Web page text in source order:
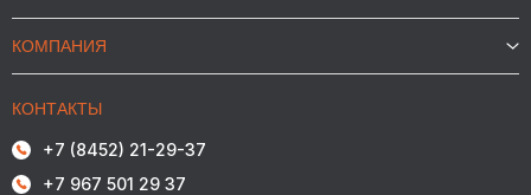
КОМПАНИЯ
КОНТАКТЫ
+7 (8452) 21-29-37
+7 967 501 29 37